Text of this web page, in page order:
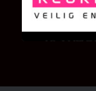
We zijn er zeer
als klant van